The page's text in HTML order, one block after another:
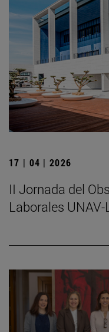
17 | 04 | 2026
II Jornada del
Laborales